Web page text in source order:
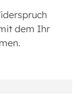
dem Ihr